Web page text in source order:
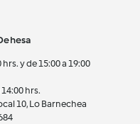
y de 15:00 a 19:00
hrs.
10, Lo Barnechea